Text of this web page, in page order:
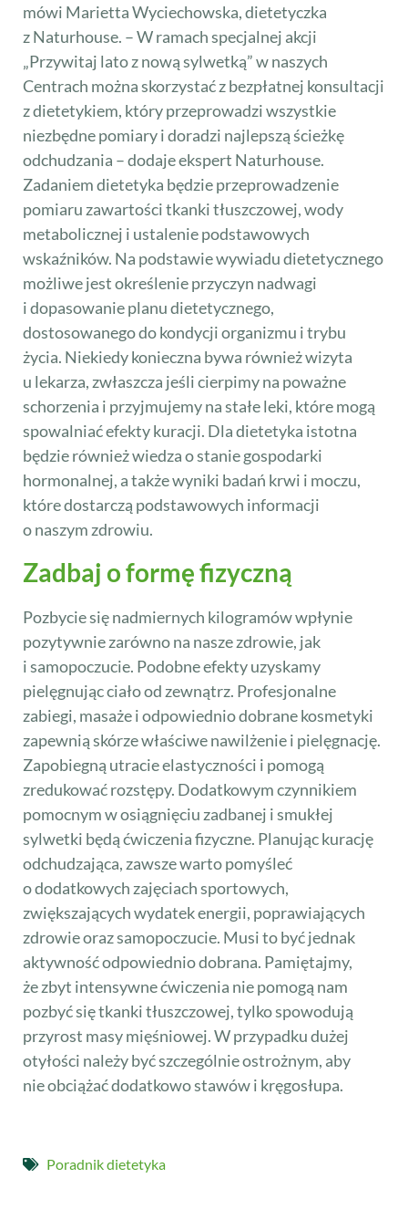
mówi Marietta Wyciechowska, dietetyczka
z Naturhouse. – W ramach specjalnej akcji
„Przywitaj lato z nową sylwetką” w naszych
Centrach można skorzystać z bezpłatnej konsultacji
z dietetykiem, który przeprowadzi wszystkie
niezbędne pomiary i doradzi najlepszą ścieżkę
odchudzania – dodaje ekspert Naturhouse.
Zadaniem dietetyka będzie przeprowadzenie
pomiaru zawartości tkanki tłuszczowej, wody
metabolicznej i ustalenie podstawowych
wskaźników. Na podstawie wywiadu dietetycznego
możliwe jest określenie przyczyn nadwagi
i dopasowanie planu dietetycznego,
dostosowanego do kondycji organizmu i trybu
życia. Niekiedy konieczna bywa również wizyta
u lekarza, zwłaszcza jeśli cierpimy na poważne
schorzenia i przyjmujemy na stałe leki, które mogą
spowalniać efekty kuracji. Dla dietetyka istotna
będzie również wiedza o stanie gospodarki
hormonalnej, a także wyniki badań krwi i moczu,
które dostarczą podstawowych informacji
o naszym zdrowiu.
Zadbaj o formę fizyczną
Pozbycie się nadmiernych kilogramów wpłynie
pozytywnie zarówno na nasze zdrowie, jak
i samopoczucie. Podobne efekty uzyskamy
pielęgnując ciało od zewnątrz. Profesjonalne
zabiegi, masaże i odpowiednio dobrane kosmetyki
zapewnią skórze właściwe nawilżenie i pielęgnację.
Zapobiegną utracie elastyczności i pomogą
zredukować rozstępy. Dodatkowym czynnikiem
pomocnym w osiągnięciu zadbanej i smukłej
sylwetki będą ćwiczenia fizyczne. Planując kurację
odchudzająca, zawsze warto pomyśleć
o dodatkowych zajęciach sportowych,
zwiększających wydatek energii, poprawiających
zdrowie oraz samopoczucie. Musi to być jednak
aktywność odpowiednio dobrana. Pamiętajmy,
że zbyt intensywne ćwiczenia nie pomogą nam
pozbyć się tkanki tłuszczowej, tylko spowodują
przyrost masy mięśniowej. W przypadku dużej
otyłości należy być szczególnie ostrożnym, aby
nie obciążać dodatkowo stawów i kręgosłupa.
Poradnik dietetyka